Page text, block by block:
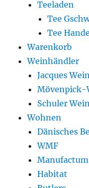
Teeladen
Tee
Tee
Warenkorb
Weinhändler
Jacques
Mövenpick-
Schuler
Wohnen
Dänisches
WMF
Manufactum
Habitat